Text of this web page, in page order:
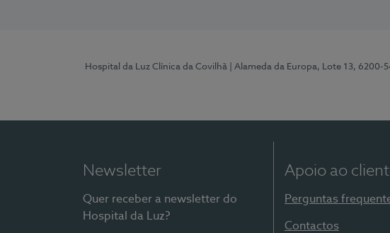
Hospital da Luz Clínica da Covilhã | Alameda da Europa, Lote 13, 6200-
Newsletter
Quer receber a newsletter do
Hospital da Luz?
Apoio ao
Perguntas
Contactos